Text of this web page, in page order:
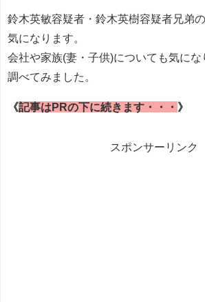
鈴木英敏容疑者・鈴木英樹容疑者兄弟
気になります。
会社や家族(妻・子供)についても気にな
調べてみました。
《記事はPRの下に続きます・・・ 》
スポンサーリンク